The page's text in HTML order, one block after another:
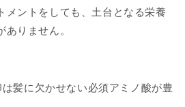
メントをしても、土台となる栄養
りません。
髪に欠かせない必須アミノ酸が豊